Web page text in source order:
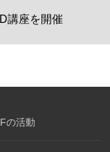
講座を開催
の活動